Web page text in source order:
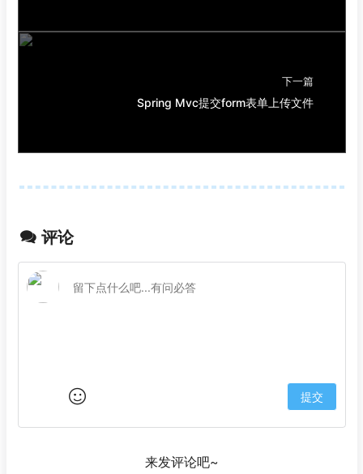
下一篇
Spring Mvc提交form表单上传文件
评论
提交
来发评论吧~